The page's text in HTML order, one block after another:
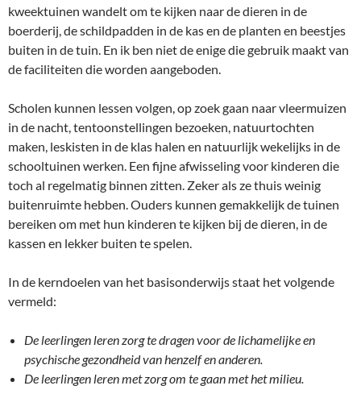
kweektuinen wandelt om te kijken naar de dieren in de
boerderij, de schildpadden in de kas en de planten en beestjes
buiten in de tuin. En ik ben niet de enige die gebruik maakt van
de faciliteiten die worden aangeboden.
Scholen kunnen lessen volgen, op zoek gaan naar vleermuizen
in de nacht, tentoonstellingen bezoeken, natuurtochten
maken, leskisten in de klas halen en natuurlijk wekelijks in de
schooltuinen werken. Een fijne afwisseling voor kinderen die
toch al regelmatig binnen zitten. Zeker als ze thuis weinig
buitenruimte hebben. Ouders kunnen gemakkelijk de tuinen
bereiken om met hun kinderen te kijken bij de dieren, in de
kassen en lekker buiten te spelen.
In de kerndoelen van het basisonderwijs staat het volgende
vermeld:
De leerlingen leren zorg te dragen voor de lichamelijke en
psychische gezondheid van henzelf en anderen.
De leerlingen leren met zorg om te gaan met het milieu.